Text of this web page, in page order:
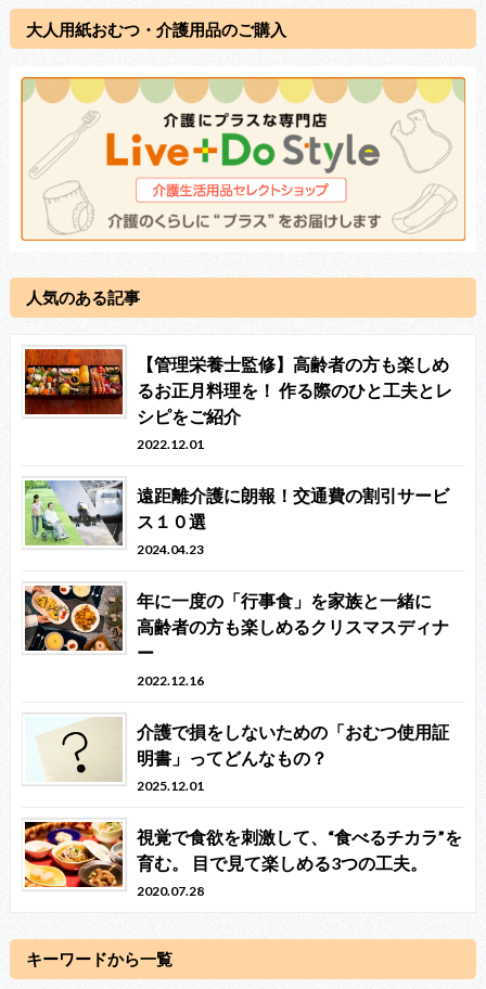
大人用紙おむつ・介護用品のご購入
人気のある記事
【管理栄養士監修】高齢者の方も楽しめ
るお正月料理を！ 作る際のひと工夫とレ
シピをご紹介
2022.12.01
遠距離介護に朗報！交通費の割引サービ
ス１０選
2024.04.23
年に一度の「行事食」を家族と一緒に
高齢者の方も楽しめるクリスマスディナ
ー
2022.12.16
介護で損をしないための「おむつ使用証
明書」ってどんなもの？
2025.12.01
視覚で食欲を刺激して、“食べるチカラ”を
育む。 目で見て楽しめる3つの工夫。
2020.07.28
キーワードから一覧